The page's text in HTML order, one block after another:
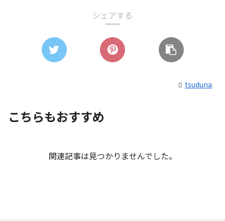
シェアする
tsuduna
こちらもおすすめ
関連記事は見つかりませんでした。